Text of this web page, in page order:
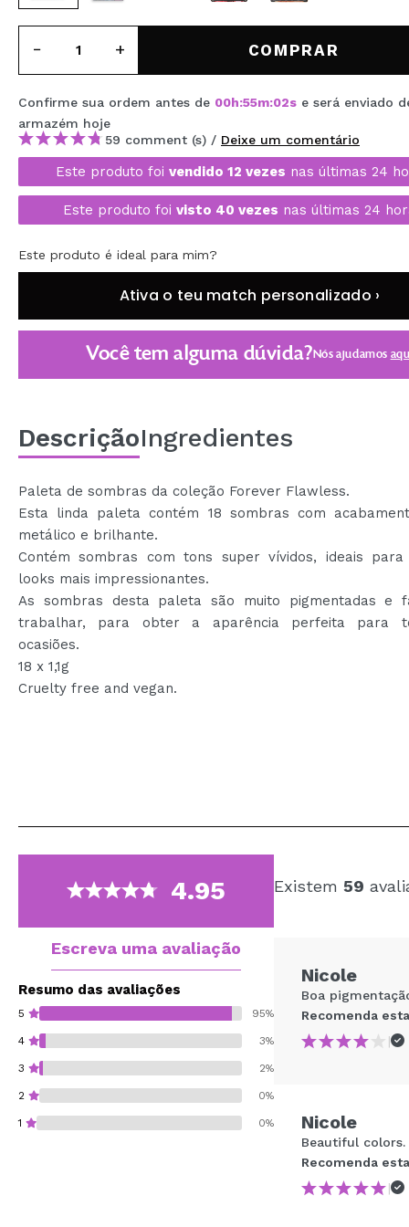
MAQUIFARMA
KOREA ZONE
TRAVEL SIZE
NATURE
DESCONTOS
OUTLET
ELES VOLTARAM!
EM BREVE
BLOG
COMPRAR
Confirme sua ordem antes de 00h:55m:01se será enviado
armazém hoje
59 comment (s) / Deixe um comentário
Este produto foi vendido 12 vezes nas últimas 24
Este produto foi visto 40 vezes nas últimas 24
Este produto é ideal para mim?
Ativa o teu match personalizado ›
Você tem alguma dúvida?Nós ajudamos
DescriçãoIngredientes
Paleta de sombras da coleção Forever Flawless.
Esta linda paleta contém 18 sombras com
metálico e brilhante.
Contém sombras com tons super vívidos, ideais para
looks mais impressionantes.
As sombras desta paleta são muito pigmentadas e
trabalhar, para obter a aparência perfeita para
ocasiões.
18 x 1,1g
Cruelty free and vegan.
4.95
Escreva uma avaliação
Resumo das avaliações
5 95%
4 3%
3 2%
2 0%
1 0%
Existem 59
Nicole
Boa
Recomenda
|
Nicole
Beautiful
Recomenda
|